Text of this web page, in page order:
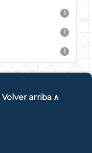
1
1
1
Volver arriba ∧